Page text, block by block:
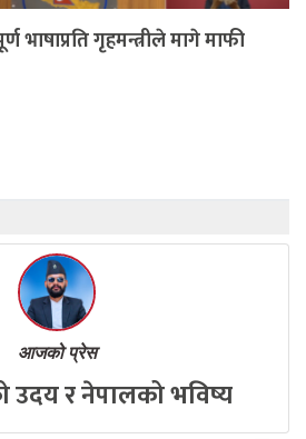
भाषाप्रति गृहमन्त्रीले मागे माफी
आजको प्रेस
उदय र नेपालको भविष्य